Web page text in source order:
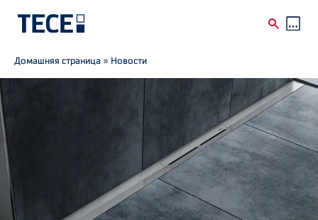
Skip to main content
Breadcrumb
Домашняя страница » Новости